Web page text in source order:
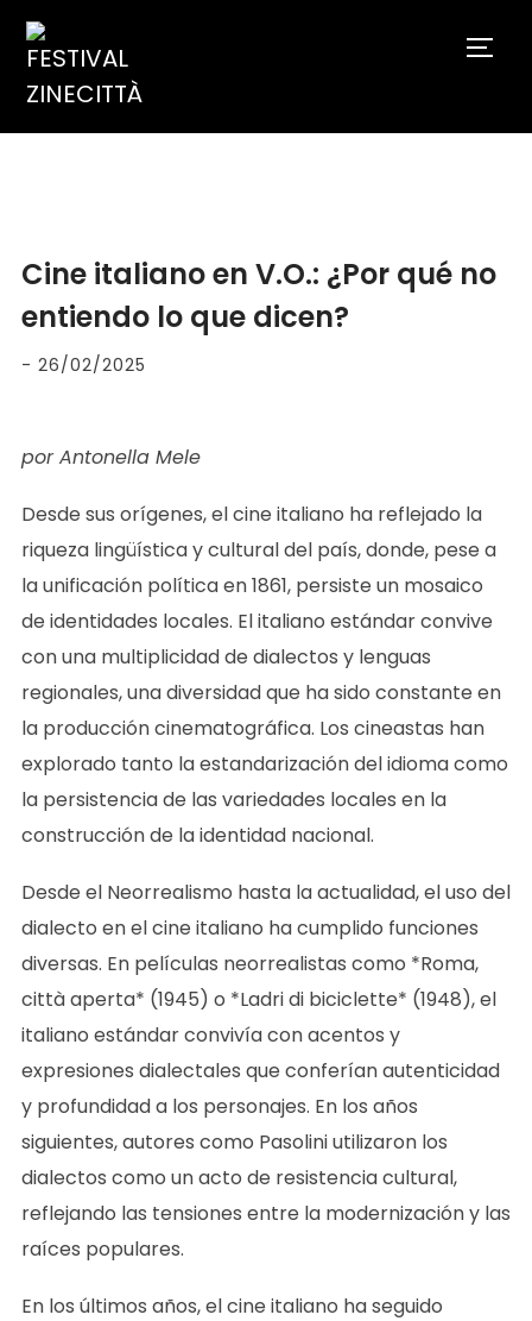
Cine italiano en V.O.: ¿Por qué no
entiendo lo que dicen?
- 26/02/2025
por Antonella Mele
Desde sus orígenes, el cine italiano ha reflejado la
riqueza lingüística y cultural del país, donde, pese a
la unificación política en 1861, persiste un mosaico
de identidades locales. El italiano estándar convive
con una multiplicidad de dialectos y lenguas
regionales, una diversidad que ha sido constante en
la producción cinematográfica. Los cineastas han
explorado tanto la estandarización del idioma como
la persistencia de las variedades locales en la
construcción de la identidad nacional.
Desde el Neorrealismo hasta la actualidad, el uso del
dialecto en el cine italiano ha cumplido funciones
diversas. En películas neorrealistas como *Roma,
città aperta* (1945) o *Ladri di biciclette* (1948), el
italiano estándar convivía con acentos y
expresiones dialectales que conferían autenticidad
y profundidad a los personajes. En los años
siguientes, autores como Pasolini utilizaron los
dialectos como un acto de resistencia cultural,
reflejando las tensiones entre la modernización y las
raíces populares.
En los últimos años, el cine italiano ha seguido